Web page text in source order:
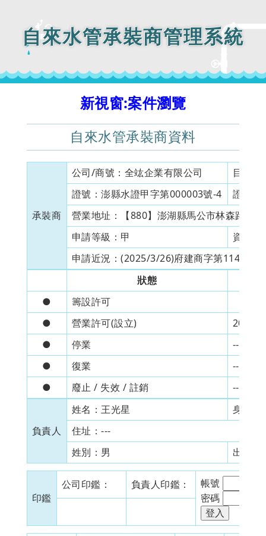
自來水管承裝商管理系統
新視窗:案件瀏覽
自來水管承裝商資料
承裝商
公司/商號： 全竑企業有限公司
目前狀
證號：澎縣水證甲字第000003號-4
證書有
營業地址：
【880】澎湖縣馬公市林森路15
申請等級： 甲
資本額
申請近況：(2025/3/26)府建商字第
狀態
●
籌設許可
●
營業許可(設立)
2005/
●
停業
---
●
復業
---
●
廢止 / 失效 / 註銷 ---
負責人
姓名：王光星
身分證
住址：---
姓別： 男 出生日
印鑑
公司印鑑： 負責人印鑑：
帳號
密碼